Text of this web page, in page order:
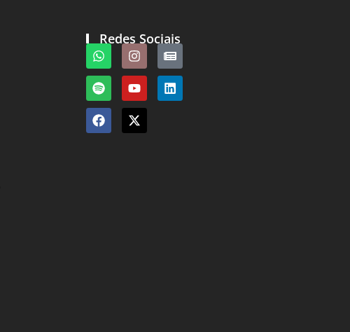
Redes Sociais